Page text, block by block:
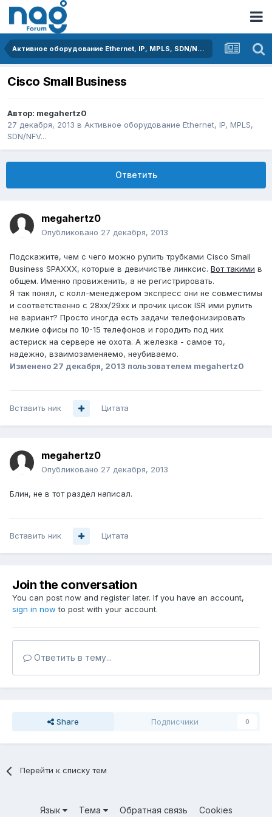
Активное оборудование Ethernet, IP, MPLS, SDN/NFV...
Cisco Small Business
Автор: megahertz0
27 декабря, 2013 в Активное оборудование Ethernet, IP, MPLS,
SDN/NFV...
Ответить
megahertz0
Опубликовано 27 декабря, 2013
Подскажите, чем с чего можно рулить трубками Cisco Small
Business SPAXXX, которые в девичистве линксис. Вот такими в
общем. Именно провиженить, а не регистрировать.
Я так понял, с колл-менеджером экспресс они не совместимы
и соответственно с 28xx/29xx и прочих цисок ISR ими рулить
не вариант? Просто иногда есть задачи телефонизировать
мелкие офисы по 10-15 телефонов и городить под них
астериск на сервере не охота. А железка - самое то,
надежно, взаимозаменяемо, неубиваемо.
Изменено 27 декабря, 2013 пользователем megahertz0
Вставить ник Цитата
megahertz0
Опубликовано 27 декабря, 2013
Блин, не в тот раздел написал.
Вставить ник Цитата
Join the conversation
You can post now and register later. If you have an account,
sign in now to post with your account.
Ответить в тему...
Share Подписчики 0
Перейти к списку тем
Язык Тема Обратная связь Cookies